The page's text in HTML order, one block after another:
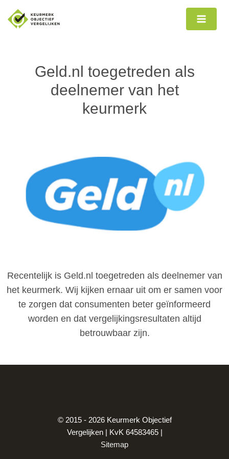
naar
Geld.nl toegetreden als
deelnemer van het
keurmerk
Recentelijk is Geld.nl toegetreden als deelnemer van
het keurmerk. Wij kijken ernaar uit om er samen voor
te zorgen dat consumenten beter geïnformeerd
worden en dat vergelijkingsresultaten altijd
betrouwbaar zijn.
© 2015 - 2026 Keurmerk Objectief
Vergelijken | KvK 64583465 |
Sitemap